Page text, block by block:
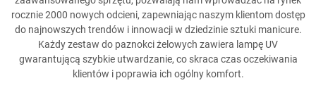
rocznie 2000 nowych odcieni, zapewniając naszym klientom dostęp
do najnowszych trendów i innowacji w dziedzinie sztuki manicure.
Każdy zestaw do paznokci żelowych zawiera lampę UV
gwarantującą szybkie utwardzanie, co skraca czas oczekiwania
klientów i poprawia ich ogólny komfort.